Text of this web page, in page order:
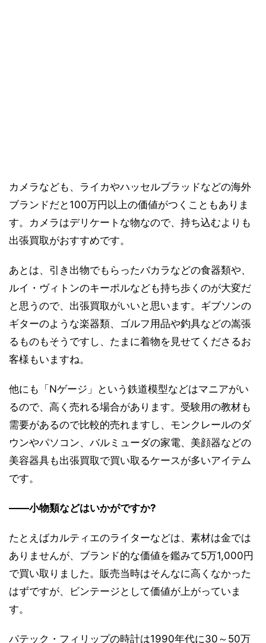
カメラなども、ライカやハッセルブラッドなどの海外
ブランドだと100万円以上の価値がつくこともありま
す。カメラはデリケートな物なので、持ち込むよりも
出張買取がおすすめです。
あとは、引き出物でもらったバカラなどの食器類や、
ルイ・ヴィトンのキーポルなども持ち歩くのが大変だ
と思うので、出張買取がいいと思います。ギブソンの
ギターのような楽器類、ゴルフ用品や釣具などの嵩張
るものもそうですし、たまに着物を見せてくださるお
客様もいますね。
他にも「Nゲージ」という鉄道模型などはマニアがい
るので、高く売れる場合があります。受験用の教材も
需要があるので比較的売れますし、モンクレールのダ
ウンやパソコン、バルミューダの家電、美顔器などの
美容器具も出張買取で買い取るケースが多いアイテム
です。
――小物類などはいかがですか?
たとえばカルティエのライターなどは、素材は金では
ありませんが、ブランド的な価値を鑑みて5万1,000円
で買い取りました。販売当時はそんなに高くなかった
はずですが、ビンテージとして価値が上がっていま
す。
パテック・フィリップの時計は1990年代に30～50万